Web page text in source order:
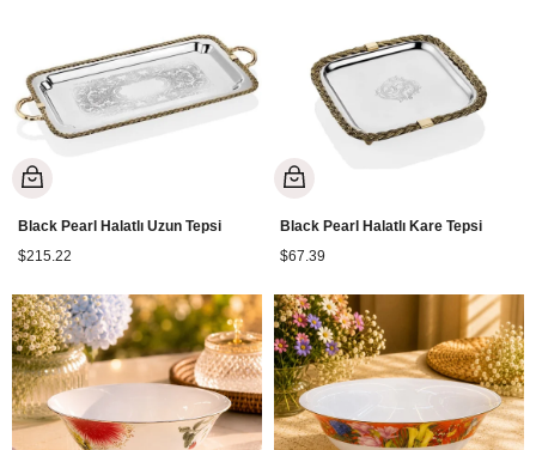
Black Pearl Halatlı Uzun Tepsi
$215.22
Black Pearl Halatlı Kare Tepsi
$67.39